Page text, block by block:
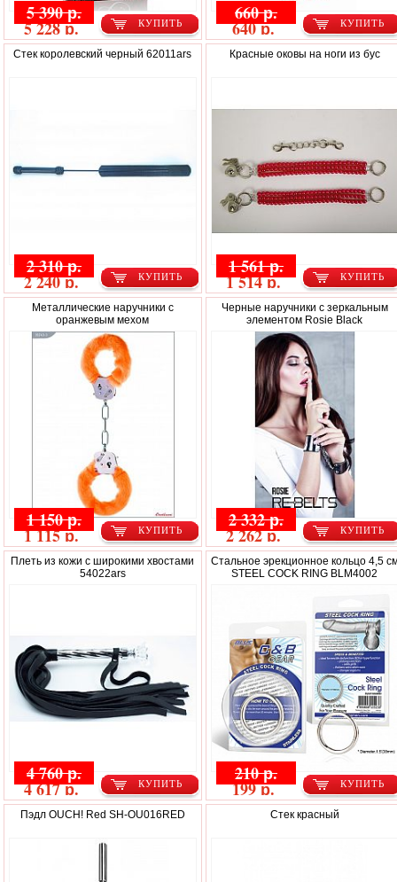
КУПИТЬ
5 390 р.
5 228 р. КУПИТЬ
660 р.
640 р.
Стек королевский черный 62011ars
КУПИТЬ
2 310 р.
2 240 р.
Красные оковы на ноги из бус
КУПИТЬ
1 561 р.
1 514 р.
Металлические наручники с
оранжевым мехом
КУПИТЬ
1 150 р.
1 115 р.
Черные наручники с зеркальным
элементом Rosie Black
КУПИТЬ
2 332 р.
2 262 р.
Плеть из кожи с широкими хвостами
54022ars
КУПИТЬ
4 760 р.
4 617 р.
Стальное эрекционное кольцо 4,5
STEEL COCK RING BLM4002
КУПИТЬ
210 р.
199 р.
Пэдл OUCH! Red SH-OU016RED Стек красный